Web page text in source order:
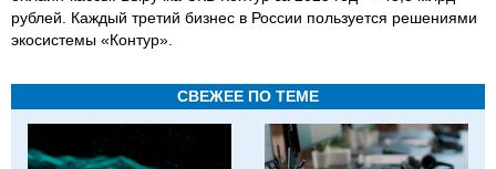
рублей. Каждый третий бизнес в России пользуется решениями
экосистемы «Контур».
СВЕЖЕЕ ПО ТЕМЕ